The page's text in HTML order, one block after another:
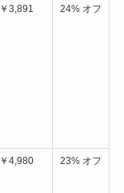
￥3,891 24% オフ
￥4,980 23% オフ